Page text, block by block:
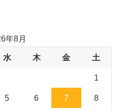
年8月
水 木 金 土
1
5 6 7 8